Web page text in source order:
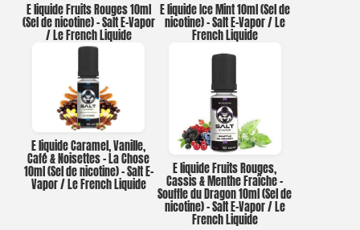
E liquide Fruits Rouges 10ml
(Sel de nicotine) – Salt E-Vapor
/ Le French Liquide
E liquide Ice Mint 10ml (Sel de
nicotine) – Salt E-Vapor / Le
French Liquide
E liquide Caramel, Vanille,
Café & Noisettes – La Chose
10ml (Sel de nicotine) – Salt E-
Vapor / Le French Liquide
E liquide Fruits Rouges,
Cassis & Menthe Fraîche –
Souffle du Dragon 10ml (Sel de
nicotine) – Salt E-Vapor / Le
French Liquide